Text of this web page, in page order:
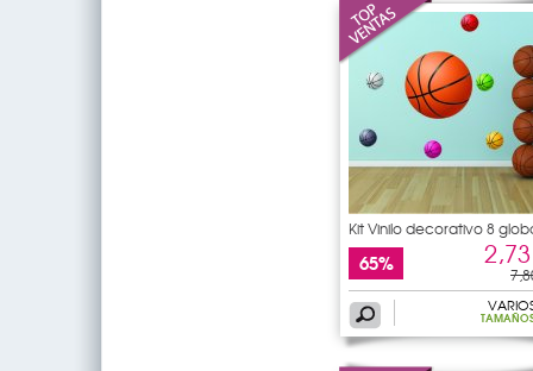
Kit Vinilo decorativo 8
65%